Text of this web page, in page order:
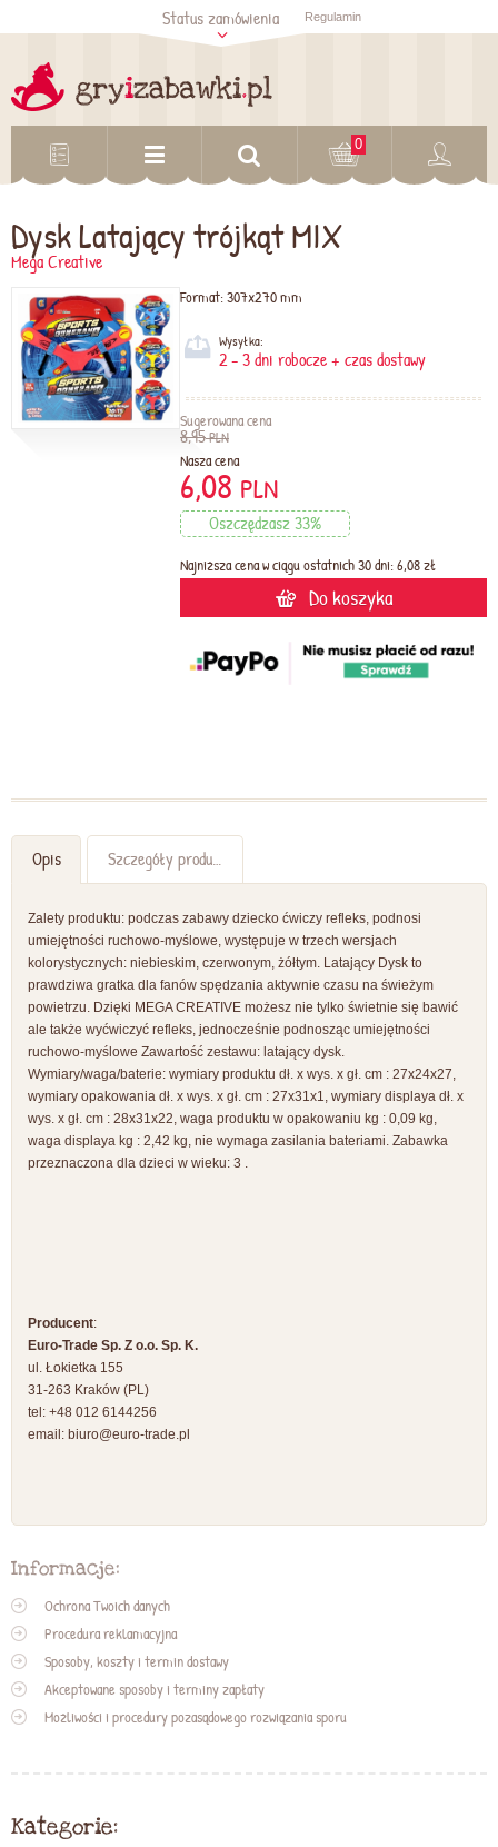
Sprawdź status
zamówienia
Status zamówienia Regulamin
0
Dysk Latający trójkąt MIX
Mega Creative
Format:307x270 mm
Wysyłka:
2 - 3 dni robocze + czas dostawy
Sugerowana cena
8,95PLN
Nasza cena
6,08 PLN
Oszczędzasz 33%
Najniższa cena w ciągu ostatnich 30 dni: 6,08 zł
Do koszyka
Opis Szczegóły produktu
Zalety produktu: podczas zabawy dziecko ćwiczy refleks, podnosi
umiejętności ruchowo-myślowe, występuje w trzech wersjach
kolorystycznych: niebieskim, czerwonym, żółtym. Latający Dysk to
prawdziwa gratka dla fanów spędzania aktywnie czasu na świeżym
powietrzu. Dzięki MEGA CREATIVE możesz nie tylko świetnie się bawić
ale także wyćwiczyć refleks, jednocześnie podnosząc umiejętności
ruchowo-myślowe Zawartość zestawu: latający dysk.
Wymiary/waga/baterie: wymiary produktu dł. x wys. x gł. cm : 27x24x27,
wymiary opakowania dł. x wys. x gł. cm : 27x31x1, wymiary displaya dł. x
wys. x gł. cm : 28x31x22, waga produktu w opakowaniu kg : 0,09 kg,
waga displaya kg : 2,42 kg, nie wymaga zasilania bateriami. Zabawka
przeznaczona dla dzieci w wieku: 3 .
Producent:
Euro-Trade Sp. Z o.o. Sp. K.
ul. Łokietka 155
31-263 Kraków (PL)
tel: +48 012 6144256
email: biuro@euro-trade.pl
Informacje:
Ochrona Twoich danych
Procedura reklamacyjna
Sposoby, koszty i termin dostawy
Akceptowane sposoby i terminy zapłaty
Możliwości i procedury pozasądowego rozwiązania sporu
Kategorie: